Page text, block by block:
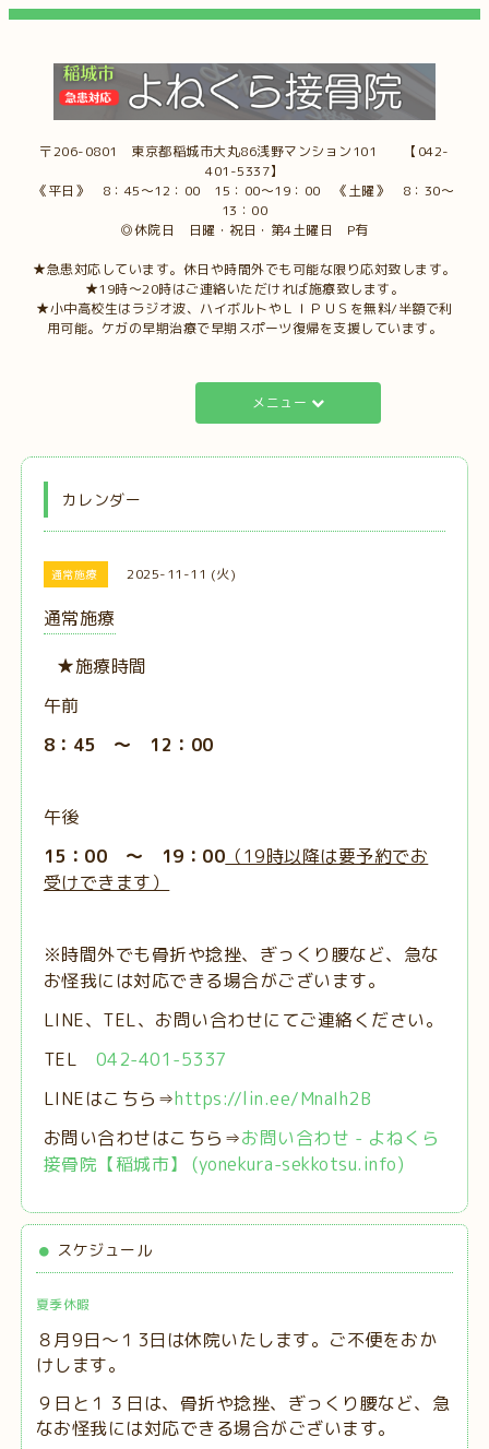
〒206-0801 東京都稲城市大丸86浅野マンション101 【042-
401-5337】
《平日》 8：45～12：00 15：00～19：00 《土曜》 8：30～
13：00
◎休院日 日曜・祝日・第4土曜日 P有
★急患対応しています。休日や時間外でも可能な限り応対致します。
★19時～20時はご連絡いただければ施療致します。
★小中高校生はラジオ波、ハイボルトやＬＩＰＵＳを無料/半額で利
用可能。ケガの早期治療で早期スポーツ復帰を支援しています。
メニュー
カレンダー
通常施療 2025-11-11 (火)
通常施療
★施療時間
午前
8：45 ～ 12：00
午後
15：00 ～ 19：00 （19時以降は要予約でお
受けできます）
※時間外でも骨折や捻挫、ぎっくり腰など、急な
お怪我には対応できる場合がございます。
LINE、TEL、お問い合わせにてご連絡ください。
TEL 042-401-5337
LINEはこちら⇒https://lin.ee/MnaIh2B
お問い合わせはこちら⇒お問い合わせ - よねくら
接骨院【稲城市】 (yonekura-sekkotsu.info)
スケジュール
夏季休暇
８月9日～１3日は休院いたします。ご不便をおか
けします。
９日と１３日は、 骨折や捻挫、ぎっくり腰など、急
なお怪我には対応できる場合がございます。